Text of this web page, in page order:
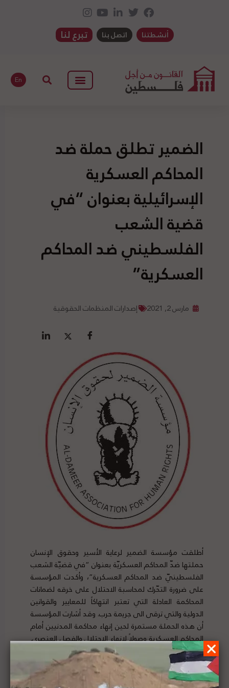
أنشطتنا اتصل بنا تبرع لنا
En
الضمير تطلق حملة ضد
المحاكم العسكرية
الإسرائيلية بعنوان “في
قضية الشعب
الفلسطيني ضد المحاكم
العسكرية”
مارس 2, 2021 إصدارات المنظمات الحقوقية
أطلقت مؤسسة الضمير لرعاية الأسير وحقوق الإنسان
حملتها ضدّ المحاكم العسكريّة بعنوان “في قضيّة الشعب
الفلسطينيّ ضد المحاكم العسكرية”، وأكدت المؤسسة
على ضرورة التحّرك لمحاسبة الاحتلال على خرقه لضمانات
المحاكمة العادلة التي تعتبر انتهاكاً للمعايير والقوانين
الدولية والتي ترقى الى جريمة حرب. وقد أشارت المؤسسة
أن هذه الحملة مستمرة لحين إنهاء محاكمة المدنيين أمام
المحاكم العسكرية وصولاً لإنهاء الاحتلال والفصل العنصري.
لتفاصيل الخبر ومصدره الأصلي،هنا